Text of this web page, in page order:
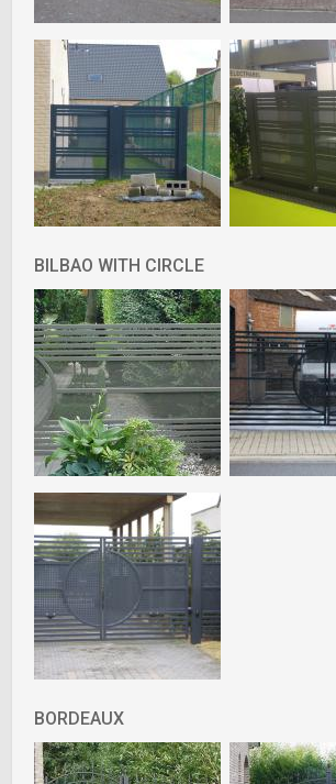
BILBAO WITH CIRCLE
BORDEAUX